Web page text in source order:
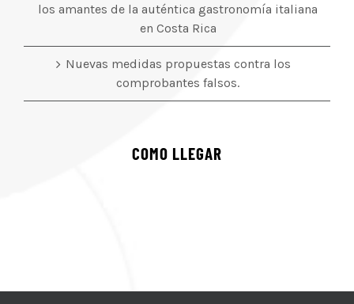
los amantes de la auténtica gastronomía italiana
en Costa Rica
Nuevas medidas propuestas contra los
comprobantes falsos.
COMO LLEGAR